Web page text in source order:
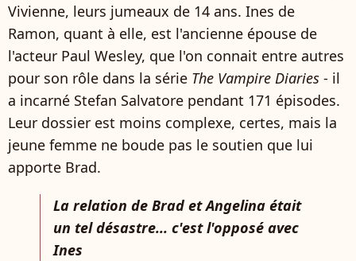
Vivienne, leurs jumeaux de 14 ans. Ines de
Ramon, quant à elle, est l'ancienne épouse de
l'acteur Paul Wesley, que l'on connait entre autres
pour son rôle dans la série The Vampire Diaries - il
a incarné Stefan Salvatore pendant 171 épisodes.
Leur dossier est moins complexe, certes, mais la
jeune femme ne boude pas le soutien que lui
apporte Brad.
La relation de Brad et Angelina était
un tel désastre... c'est l'opposé avec
Ines